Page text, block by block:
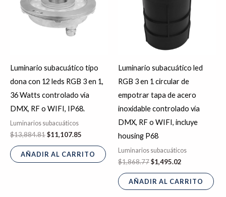
Luminario subacuático tipo
dona con 12 leds RGB 3 en 1,
36 Watts controlado vía
DMX, RF o WIFI, IP68.
Luminarios subacuáticos
$13,884.81$11,107.85
AÑADIR AL CARRITO
Luminario subacuático led
RGB 3 en 1 circular de
empotrar tapa de acero
inoxidable controlado vía
DMX, RF o WIFI, incluye
housing P68
Luminarios subacuáticos
$1,868.77$1,495.02
AÑADIR AL CARRITO